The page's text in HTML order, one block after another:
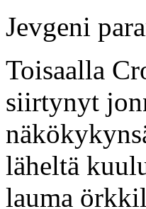
Jevgeni
Toisaalla
siirtynyt
läheltä
lauma